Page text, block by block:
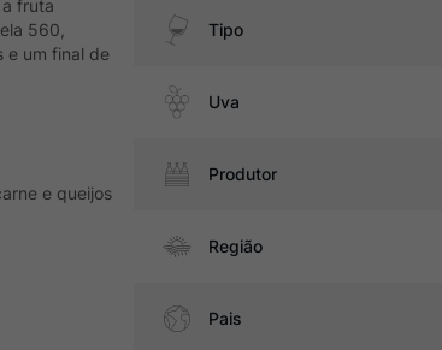
fruta
560,
e um final de
e queijos
Tipo
Uva
Produtor
Região
Pais